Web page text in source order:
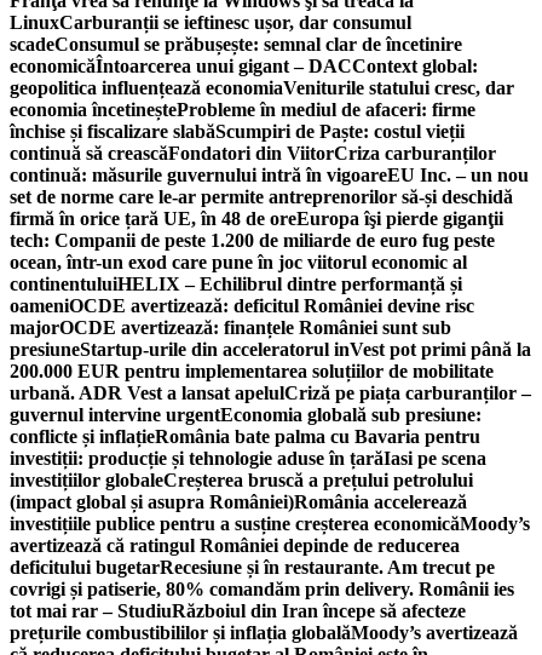
LinuxCarburanții se ieftinesc ușor, dar consumul
scadeConsumul se prăbușește: semnal clar de încetinire
economicăÎntoarcerea unui gigant – DACContext global:
geopolitica influențează economiaVeniturile statului cresc, dar
economia încetineșteProbleme în mediul de afaceri: firme
închise și fiscalizare slabăScumpiri de Paște: costul vieții
continuă să creascăFondatori din ViitorCriza carburanților
continuă: măsurile guvernului intră în vigoareEU Inc. – un nou
set de norme care le-ar permite antreprenorilor să-și deschidă
firmă în orice țară UE, în 48 de oreEuropa îşi pierde giganţii
tech: Companii de peste 1.200 de miliarde de euro fug peste
ocean, într-un exod care pune în joc viitorul economic al
continentuluiHELIX – Echilibrul dintre performanță și
oameniOCDE avertizează: deficitul României devine risc
majorOCDE avertizează: finanțele României sunt sub
presiuneStartup-urile din acceleratorul inVest pot primi până la
200.000 EUR pentru implementarea soluțiilor de mobilitate
urbană. ADR Vest a lansat apelulCriză pe piața carburanților –
guvernul intervine urgentEconomia globală sub presiune:
conflicte și inflațieRomânia bate palma cu Bavaria pentru
investiții: producție și tehnologie aduse în țarăIasi pe scena
investițiilor globaleCreșterea bruscă a prețului petrolului
(impact global și asupra României)România accelerează
investițiile publice pentru a susține creșterea economicăMoody’s
avertizează că ratingul României depinde de reducerea
deficitului bugetarRecesiune și în restaurante. Am trecut pe
covrigi și patiserie, 80% comandăm prin delivery. Românii ies
tot mai rar – StudiuRăzboiul din Iran începe să afecteze
prețurile combustibililor și inflația globalăMoody’s avertizează